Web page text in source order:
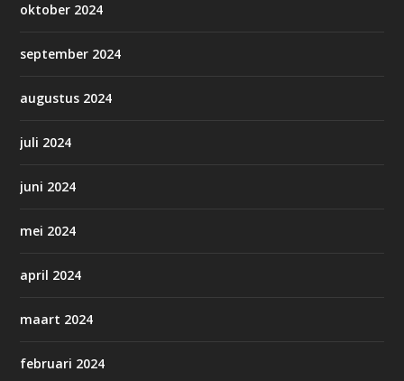
oktober 2024
september 2024
augustus 2024
juli 2024
juni 2024
mei 2024
april 2024
maart 2024
februari 2024